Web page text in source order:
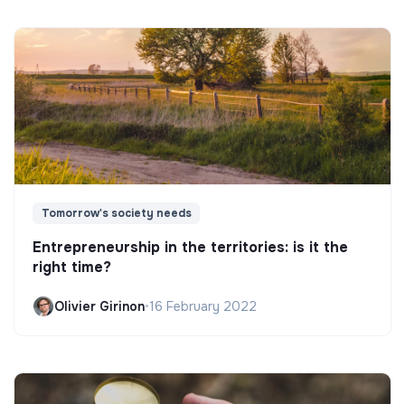
Tomorrow's society needs
Entrepreneurship in the territories: is it the
right time?
Olivier Girinon•16 February 2022